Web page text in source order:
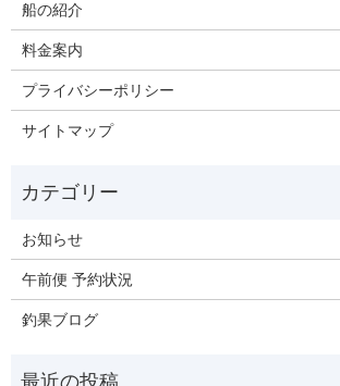
船の紹介
料金案内
プライバシーポリシー
サイトマップ
お知らせ
午前便 予約状況
釣果ブログ